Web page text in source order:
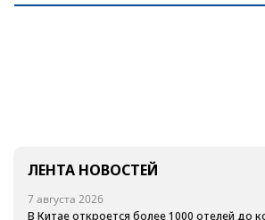
ЛЕНТА НОВОСТЕЙ
7 августа 2026
В Китае откроется более 1000 отелей до